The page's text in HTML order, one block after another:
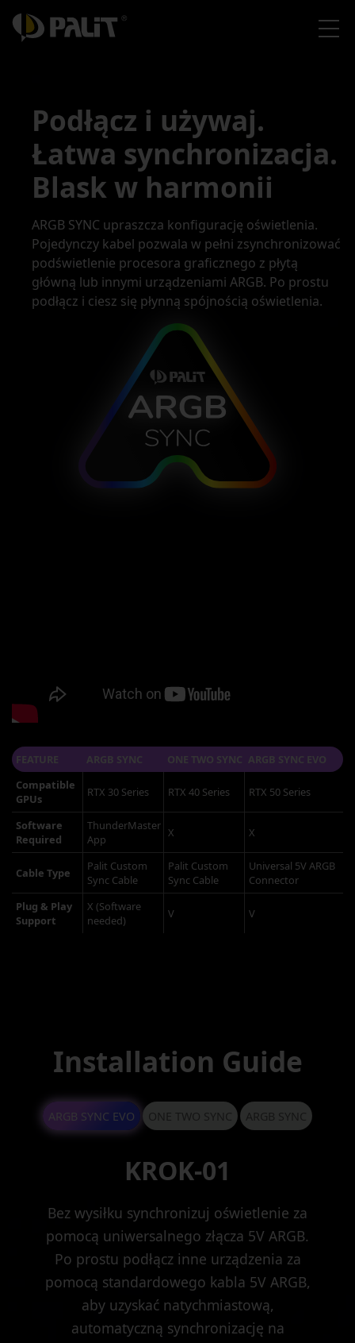
Podłącz i używaj.
Łatwa synchronizacja.
Blask w harmonii
ARGB SYNC upraszcza konfigurację oświetlenia.
Pojedynczy kabel pozwala w pełni zsynchronizować
podświetlenie procesora graficznego z płytą
główną lub innymi urządzeniami ARGB. Po prostu
podłącz i ciesz się płynną spójnością oświetlenia.
FEATURE ARGB SYNC ONE TWO SYNC ARGB SYNC EVO
Compatible
GPUs
RTX 30 Series RTX 40 Series RTX 50 Series
Software
Required
ThunderMaster
App
X X
Cable Type
Palit Custom
Sync Cable
Palit Custom
Sync Cable
Universal 5V ARGB
Connector
Plug & Play
Support
X (Software
needed)
V V
Installation Guide
ARGB SYNC EVO
KROK-01
Bez wysiłku synchronizuj oświetlenie za
pomocą uniwersalnego złącza 5V ARGB.
Po prostu podłącz inne urządzenia za
pomocą standardowego kabla 5V ARGB,
aby uzyskać natychmiastową,
automatyczną synchronizację na
ONE TWO SYNC ARGB SYNC